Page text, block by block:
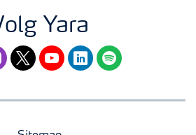
Yara
twitteryoutubelinkedinspotify